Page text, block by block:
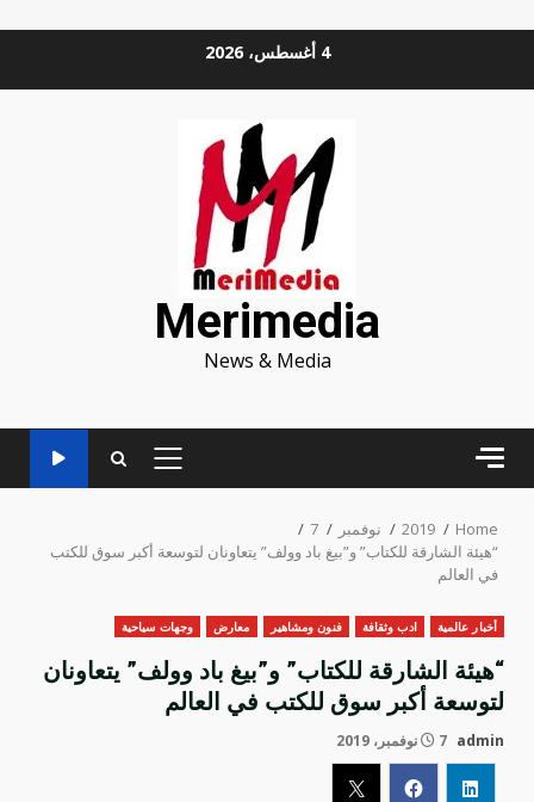
4 أغسطس، 2026
Merimedia
News & Media
PRIMARY
Home
2019 نوفمبر
7
“هيئة الشارقة للكتاب” و”بيغ باد وولف” يتعاونان لتوسعة أكبر سوق للكتب
في العالم
أخبار عالمية ادب وثقافة فنون ومشاهير معارض وجهات سياحية
“هيئة الشارقة للكتاب” و”بيغ باد وولف” يتعاونان
لتوسعة أكبر سوق للكتب في العالم
admin 7 نوفمبر، 2019